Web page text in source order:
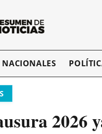
NACIONALES
2026